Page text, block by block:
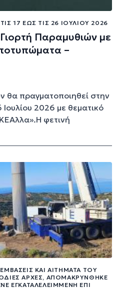
17 ΈΩΣ ΤΙΣ 26 ΙΟΥΛΊΟΥ 2026
Παραμυθιών με
–
θα πραγματοποιηθεί στην
Ιουλίου 2026 με θεματικό
φετινή
ΚΑΙ ΑΙΤΉΜΑΤΑ ΤΟΥ
ΑΡΧΈΣ, ΑΠΟΜΑΚΡΎΝΘΗΚΕ
ΕΓΚΑΤΑΛΕΛΕΙΜΜΈΝΗ ΕΠΊ